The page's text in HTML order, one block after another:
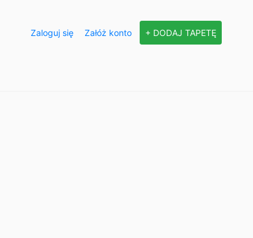
Zaloguj się Załóż konto + DODAJ TAPETĘ